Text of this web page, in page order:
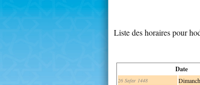
Liste des horaires pour
Date
26 Safar 1448